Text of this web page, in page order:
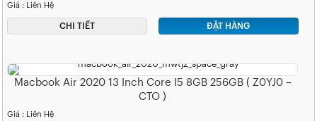
Giá : Liên Hệ
CHI TIẾT ĐẶT HÀNG
Macbook Air 2020 13 Inch Core I5 8GB 256GB ( Z0YJ0 –
CTO )
Giá : Liên Hệ